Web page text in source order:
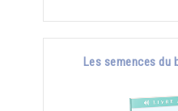
Les semences du